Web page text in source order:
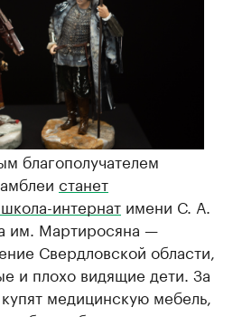
благополучателем
станет
интернат имени С. А.
им. Мартиросяна —
Свердловской области,
и плохо видящие дети. За
медицинскую мебель,